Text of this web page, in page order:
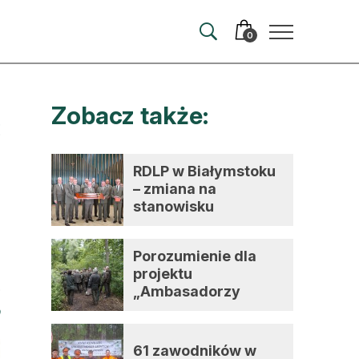
0
autorem
Zobacz także:
RDLP w Białymstoku
– zmiana na
stanowisku
Porozumienie dla
projektu
„Ambasadorzy
61 zawodników w